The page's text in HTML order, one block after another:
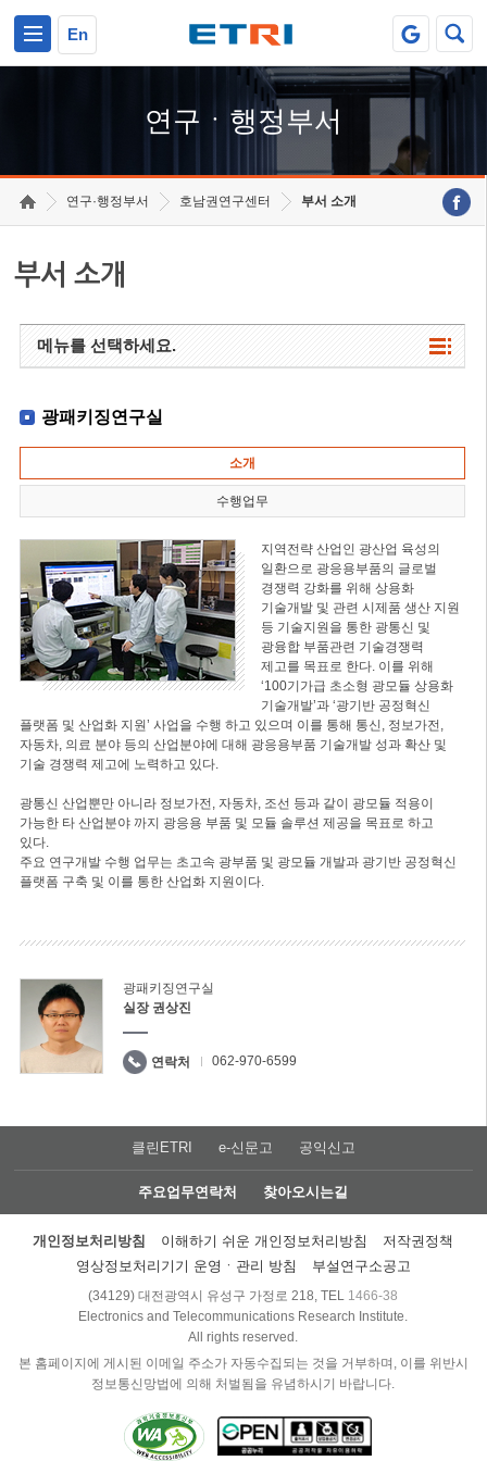
En
연구ㆍ행정부서
연구·행정부서 호남권연구센터 부서 소개
부서 소개
메뉴를 선택하세요.
광패키징연구실
소개
수행업무
지역전략 산업인 광산업 육성의
일환으로 광응용부품의 글로벌
경쟁력 강화를 위해 상용화
기술개발 및 관련 시제품 생산 지원
등 기술지원을 통한 광통신 및
광융합 부품관련 기술경쟁력
제고를 목표로 한다. 이를 위해
‘100기가급 초소형 광모듈 상용화
기술개발’과 ‘광기반 공정혁신
플랫폼 및 산업화 지원’ 사업을 수행 하고 있으며 이를 통해 통신, 정보가전,
자동차, 의료 분야 등의 산업분야에 대해 광응용부품 기술개발 성과 확산 및
기술 경쟁력 제고에 노력하고 있다.
광통신 산업뿐만 아니라 정보가전, 자동차, 조선 등과 같이 광모듈 적용이
가능한 타 산업분야 까지 광응용 부품 및 모듈 솔루션 제공을 목표로 하고
있다.
주요 연구개발 수행 업무는 초고속 광부품 및 광모듈 개발과 광기반 공정혁신
플랫폼 구축 및 이를 통한 산업화 지원이다.
광패키징연구실
실장 권상진
연락처 062-970-6599
클린ETRI e-신문고 공익신고
주요업무연락처 찾아오시는길
개인정보처리방침 이해하기 쉬운 개인정보처리방침
저작권정책
영상정보처리기기 운영ㆍ관리 방침
부설연구소공고
(34129) 대전광역시 유성구 가정로 218, TEL 1466-38
Electronics and Telecommunications Research Institute.
All rights reserved.
본 홈페이지에 게시된 이메일 주소가 자동수집되는 것을 거부하며, 이를 위반시
정보통신망법에 의해 처벌됨을 유념하시기 바랍니다.